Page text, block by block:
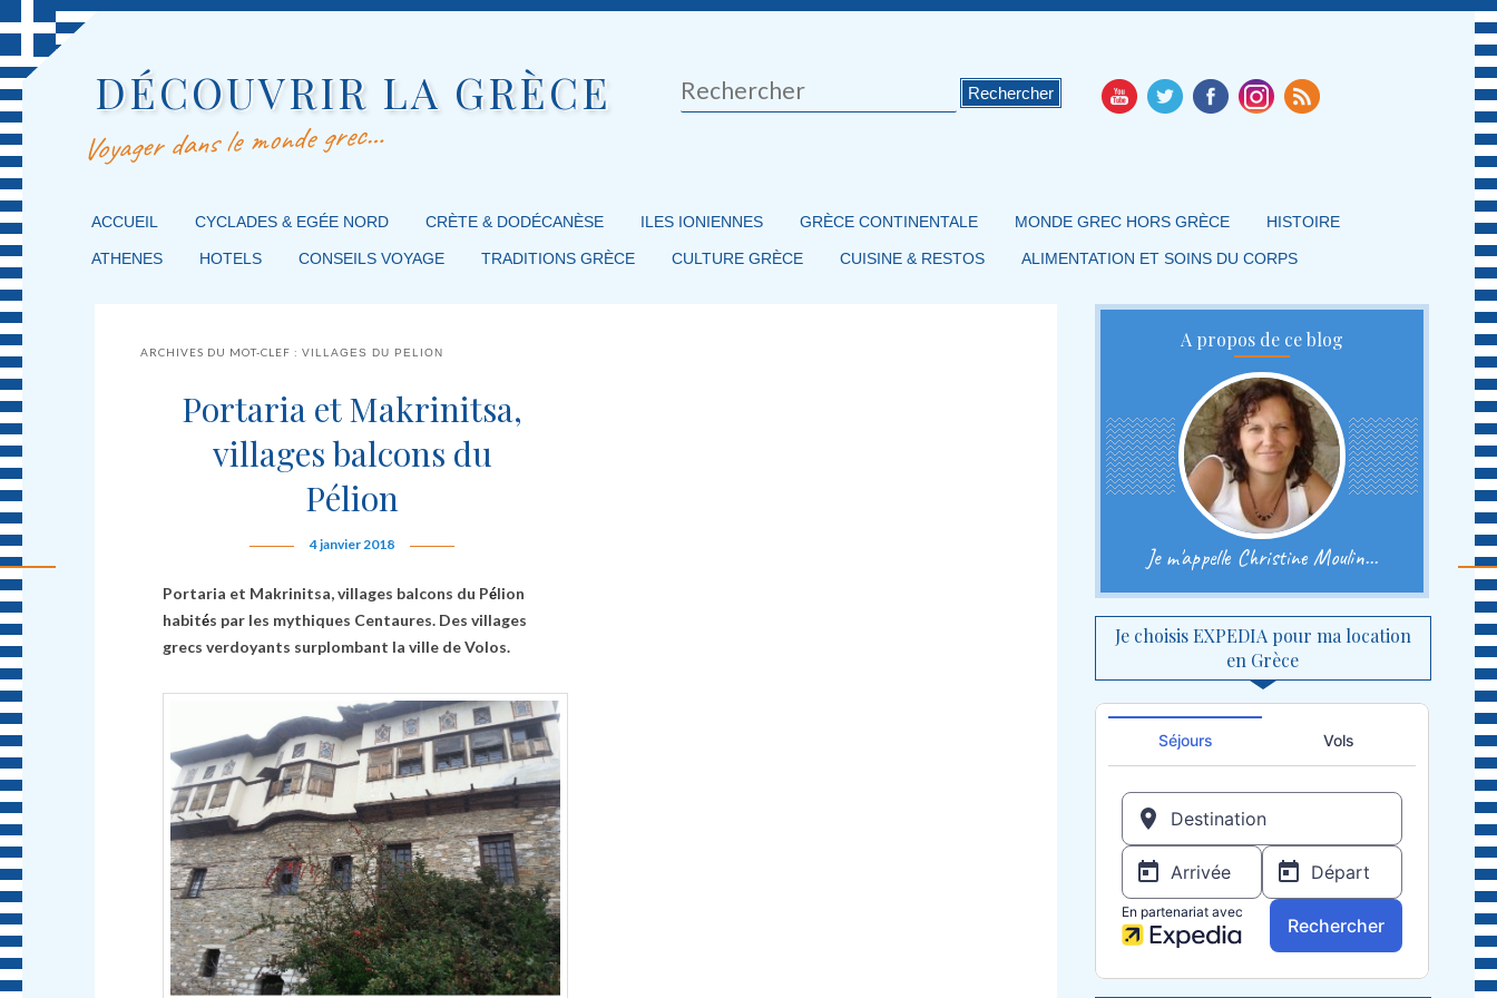
DÉCOUVRIR LA GRÈCE
Voyager dans le monde grec…
Rechercher
MENU PRINCIPAL
MASQUER LA NAVIGATION PRINCIPALE
MASQUER LA NAVIGATION SECONDAIRE
ACCUEIL CYCLADES & EGÉE NORD CRÈTE & DODÉCANÈSE ILES IONIENNES GRÈCE CONTINENTALE MONDE GREC HORS GRÈCE HISTOIRE
ATHENES HOTELS CONSEILS VOYAGE TRADITIONS GRÈCE CULTURE GRÈCE CUISINE & RESTOS ALIMENTATION ET SOINS DU CORPS
ARCHIVES DU MOT-CLEF :VILLAGES DU PELION
Portaria et Makrinitsa,
villages balcons du
Pélion
4 janvier 2018
Portaria et Makrinitsa, villages balcons du Pélion
habités par les mythiques Centaures. Des villages
grecs verdoyants surplombant la ville de Volos.
A propos de ce blog
Je m'appelle Christine Moulin...
Je choisis EXPEDIA pour ma location
en Grèce